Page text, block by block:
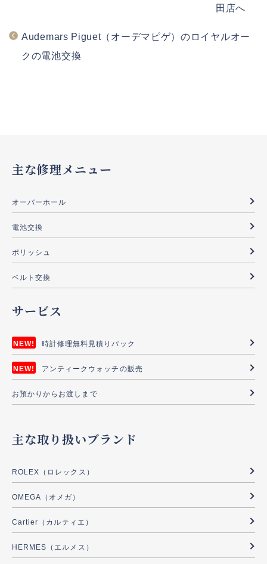
田店へ
Audemars Piguet（オーデマピゲ）のロイヤルオー
クの電池交換
主な修理メニュー
オーバーホール
電池交換
ポリッシュ
ベルト交換
サービス
時計修理無料見積りパック
アンティークウォッチの販売
お預かりからお渡しまで
主な取り扱いブランド
ROLEX（ロレックス）
OMEGA（オメガ）
Cartier（カルティエ）
HERMES（エルメス）